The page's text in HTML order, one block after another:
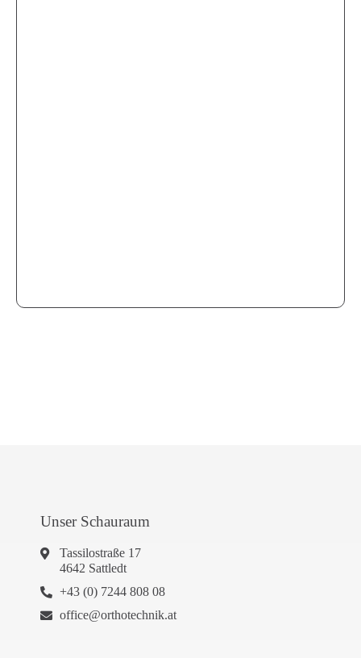
Unser Schauraum
Tassilostraße 17
4642 Sattledt
+43 (0) 7244 808 08
office@orthotechnik.at